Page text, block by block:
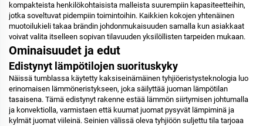
kompakteista henkilökohtaisista malleista suurempiin kapasiteetteihin,
jotka soveltuvat pidempiin toimintoihin. Kaikkien kokojen yhtenäinen
muotoilukieli takaa brändin johdonmukaisuuden samalla kun asiakkaat
voivat valita itselleen sopivan tilavuuden yksilöllisten tarpeiden mukaan.
Ominaisuudet ja edut
Edistynyt lämpötilojen suorituskyky
Näissä tumblassa käytetty kaksiseinämäinen tyhjiöeristysteknologia luo
erinomaisen lämmöneristykseen, joka säilyttää juoman lämpötilan
tasaisena. Tämä edistynyt rakenne estää lämmön siirtymisen johtumalla
ja konvektiolla, varmistaen että kuumat juomat pysyvät lämpiminä ja
kylmät juomat viileinä. Seinien välissä oleva tyhjiöön suljettu tila tarjoaa